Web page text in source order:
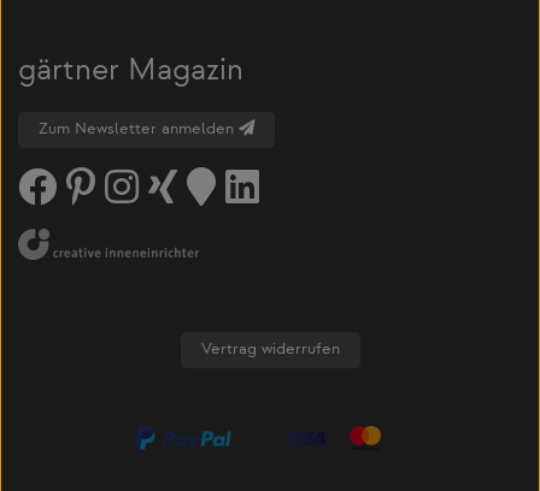
gärtner Magazin
Zum Newsletter anmelden
Vertrag widerrufen